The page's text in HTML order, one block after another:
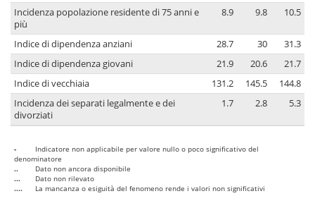
Incidenza popolazione residente di 75 anni e
più
8.9 9.8 10.5
Indice di dipendenza anziani 28.7 30
31.3
Indice di dipendenza giovani
21.9 20.6
21.7
Indice di vecchiaia
131.2 145.5
144.8
Incidenza dei separati legalmente e dei
divorziati
1.7 2.8 5.3
-
Indicatore non applicabile per valore nullo o poco significativo del
denominatore
..
Dato non ancora disponibile
...
Dato non rilevato
....
La mancanza o esiguità del fenomeno rende i valori non significativi